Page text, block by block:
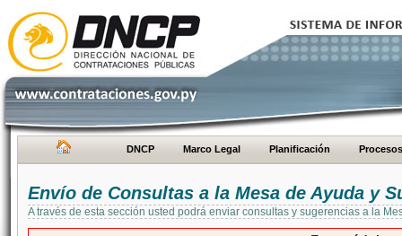
DNCP Marco Legal Planificación Procesos
Envío de Consultas a la Mesa de Ayuda y
A través de esta sección usted podrá enviar consultas y sugerencias a la